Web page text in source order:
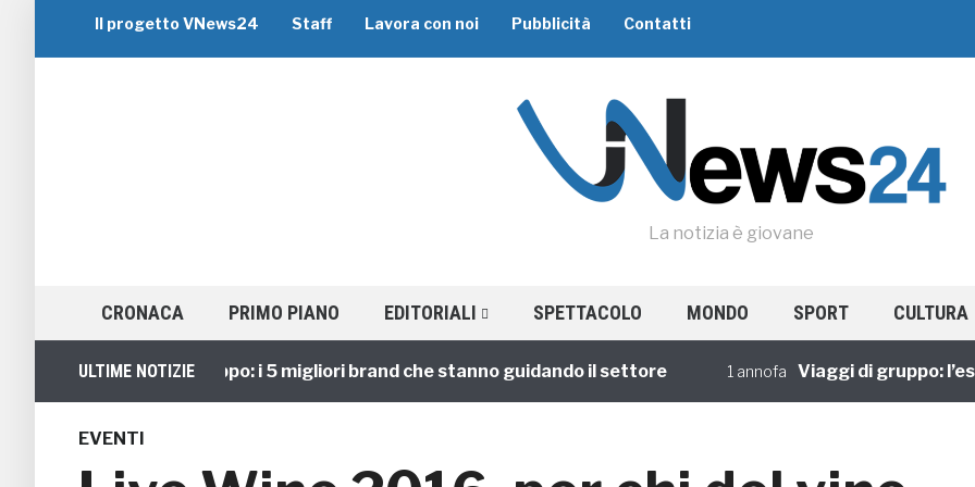
Il progetto VNews24 Staff Lavora con noi Pubblicità Contatti
La notizia è giovane
CRONACA PRIMO PIANO EDITORIALI SPETTACOLO MONDO SPORT CULTURA
ULTIME NOTIZIE
Viaggi di Gruppo: i 5 migliori brand che stanno guidando il settore 1 annofa Viaggi di gruppo:
EVENTI